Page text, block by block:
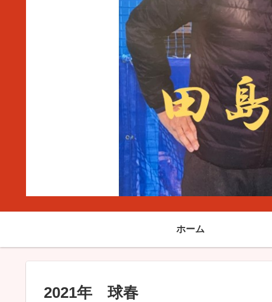
ホーム
2021年 球春